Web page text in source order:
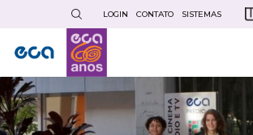
conteúdo
principal
LOGIN CONTATO SISTEMAS